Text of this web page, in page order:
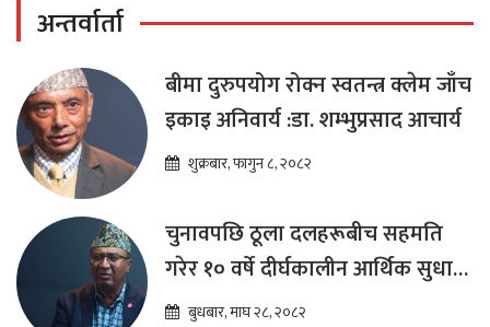
अन्तर्वार्ता
बीमा दुरुपयोग रोक्न स्वतन्त्र क्लेम जाँच
इकाइ अनिवार्य :डा. शम्भुप्रसाद आचार्य
शुक्रबार, फागुन ८, २०८२
चुनावपछि ठूला दलहरूबीच सहमति
गरेर १० वर्षे दीर्घकालीन आर्थिक सुधार
कार्यक्रम ल्याउनुपर्छ : हेमराज ढकाल
बुधबार, माघ २८, २०८२